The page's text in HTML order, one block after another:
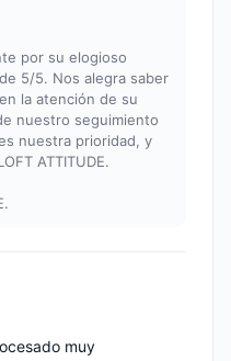
por su elogioso
5/5. Nos alegra saber
la atención de su
nuestro seguimiento
nuestra prioridad, y
ATTITUDE.
muy